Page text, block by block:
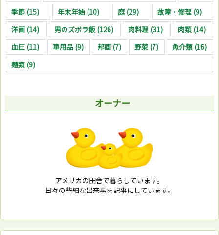
季節 (15) 年末年始 (10) 庭(29) 故障・修理 (9)
洋画(14) 男のズボラ飯(126) 肉料理 (31) 肉類(14)
血圧 (11) 車用品(9) 邦画(7) 野菜 (7) 魚介類 (16)
麺類 (9)
オーナー
アメリカの田舎で暮らしています。
日々の些細な出来事を記事にしています。